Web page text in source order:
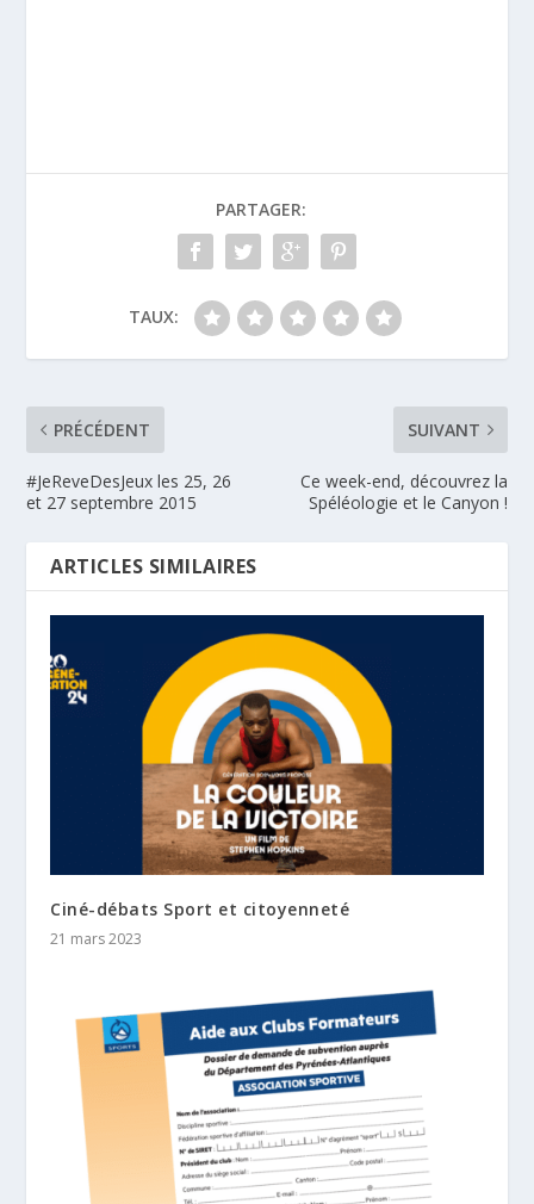
PARTAGER:
TAUX:
PRÉCÉDENT
#JeReveDesJeux les 25, 26
et 27 septembre 2015
SUIVANT
Ce week-end, découvrez la
Spéléologie et le Canyon !
ARTICLES SIMILAIRES
Ciné-débats Sport et citoyenneté
21 mars 2023